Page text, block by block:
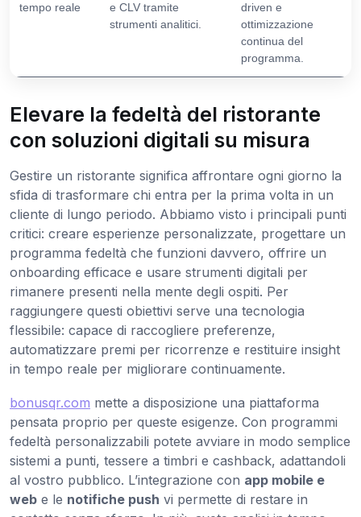
tempo reale
e CLV tramite
strumenti analitici.
driven e
ottimizzazione
continua del
programma.
Elevare la fedeltà del ristorante
con soluzioni digitali su misura
Gestire un ristorante significa affrontare ogni giorno la
sfida di trasformare chi entra per la prima volta in un
cliente di lungo periodo. Abbiamo visto i principali punti
critici: creare esperienze personalizzate, progettare un
programma fedeltà che funzioni davvero, offrire un
onboarding efficace e usare strumenti digitali per
rimanere presenti nella mente degli ospiti. Per
raggiungere questi obiettivi serve una tecnologia
flessibile: capace di raccogliere preferenze,
automatizzare premi per ricorrenze e restituire insight
in tempo reale per migliorare continuamente.
bonusqr.com mette a disposizione una piattaforma
pensata proprio per queste esigenze. Con programmi
fedeltà personalizzabili potete avviare in modo semplice
sistemi a punti, tessere a timbri e cashback, adattandoli
al vostro pubblico. L’integrazione con app mobile e
web e le notifiche push vi permette di restare in